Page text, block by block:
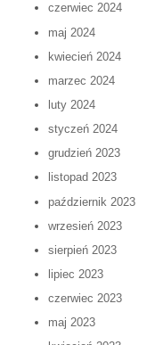
czerwiec 2024
maj 2024
kwiecień 2024
marzec 2024
luty 2024
styczeń 2024
grudzień 2023
listopad 2023
październik 2023
wrzesień 2023
sierpień 2023
lipiec 2023
czerwiec 2023
maj 2023